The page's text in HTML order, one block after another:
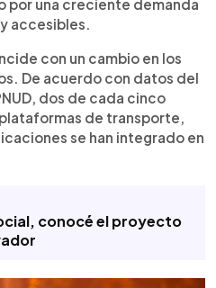
y fortaleciendo
por una creciente demanda
accesibles.
con un cambio en los
De acuerdo con datos del
dos de cada cinco
de transporte,
se han integrado en
conocé el proyecto